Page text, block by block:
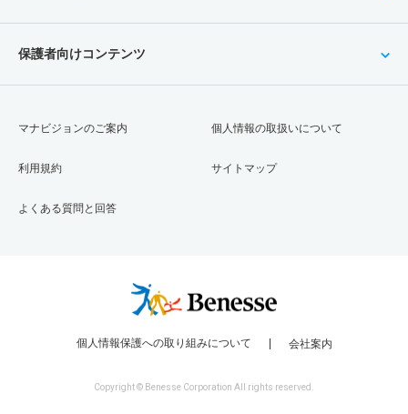
保護者向けコンテンツ
マナビジョンのご案内
利用規約
よくある質問と回答
個人情報の取扱いについて
サイトマップ
個人情報保護への取り組みについて 会社案内
Copyright © Benesse Corporation All rights reserved.